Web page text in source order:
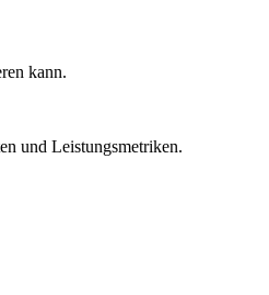
kann.
und Leistungsmetriken.